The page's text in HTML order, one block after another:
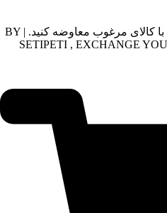
در ستی پتی پول ارزشمند خود را با کالای مرغوب معاوضه کنید. | BY
SETIPETI , EXCHANGE